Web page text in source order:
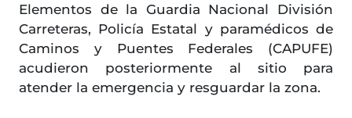
Elementos de la Guardia Nacional División
Carreteras, Policía Estatal y paramédicos de
Caminos y Puentes Federales (CAPUFE)
acudieron posteriormente al sitio para
atender la emergencia y resguardar la zona.